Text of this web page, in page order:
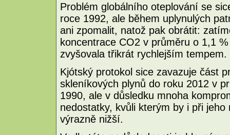
Problém globálního oteplování se
roce 1992, ale během uplynulých
ani zpomalit, natož pak obrátit:
koncentrace CO2 v průměru o 1,1
zvyšovala třikrát rychlejším tempem.
Kjótský protokol sice zavazuje část
skleníkových plynů do roku 2012 v
1990, ale v důsledku mnoha
nedostatky, kvůli kterým by i při
výrazně nižší.